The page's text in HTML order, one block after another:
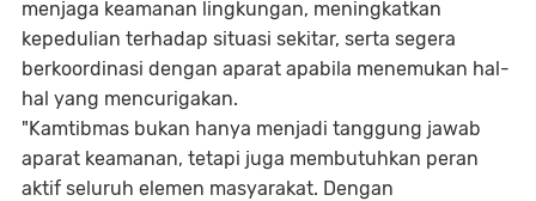
menjaga keamanan lingkungan, meningkatkan
kepedulian terhadap situasi sekitar, serta segera
berkoordinasi dengan aparat apabila menemukan hal-
hal yang mencurigakan.
"Kamtibmas bukan hanya menjadi tanggung jawab
aparat keamanan, tetapi juga membutuhkan peran
aktif seluruh elemen masyarakat. Dengan